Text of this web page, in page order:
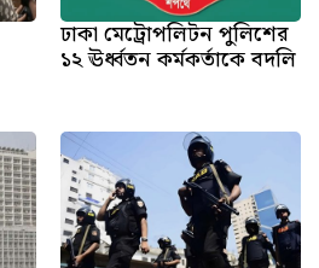
ঢাকা মেট্রোপলিটন পুলিশের
১২ ঊর্ধ্বতন কর্মকর্তাকে বদলি